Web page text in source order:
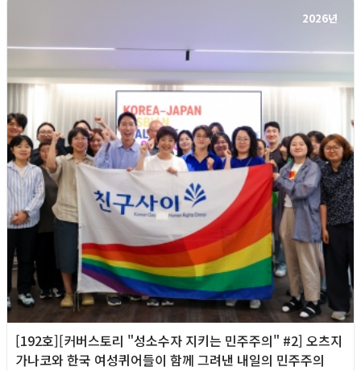
2026년
[192호][커버스토리 "성소수자 지키는 민주주의" #2] 오츠지
가나코와 한국 여성퀴어들이 함께 그려낸 내일의 민주주의